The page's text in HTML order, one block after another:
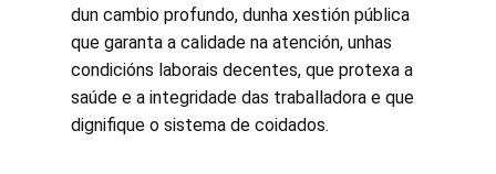
dun cambio profundo, dunha xestión pública
que garanta a calidade na atención, unhas
condicións laborais decentes, que protexa a
saúde e a integridade das traballadora e que
dignifique o sistema de coidados.